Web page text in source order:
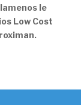
le
Low Cost